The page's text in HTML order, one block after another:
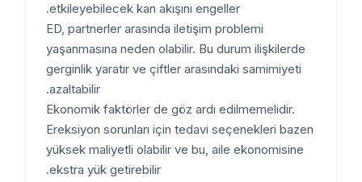
etkileyebilecek kan akışını engeller.
ED, partnerler arasında iletişim problemi
yaşanmasına neden olabilir. Bu durum ilişkilerde
gerginlik yaratır ve çiftler arasındaki samimiyeti
azaltabilir.
Ekonomik faktörler de göz ardı edilmemelidir.
Ereksiyon sorunları için tedavi seçenekleri bazen
yüksek maliyetli olabilir ve bu, aile ekonomisine
ekstra yük getirebilir.